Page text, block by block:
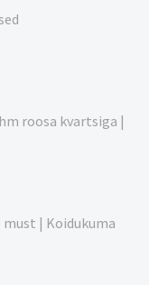
roosa kvartsiga |
| Koidukuma